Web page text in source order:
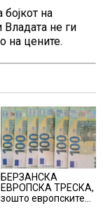
на
Владата не ги
на цените.
БЕРЗАНСКА
ЕВРОПСКА ТРЕСКА,
зошто европските